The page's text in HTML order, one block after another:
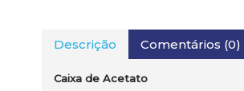
Descrição Comentários (0)
Caixa de Acetato